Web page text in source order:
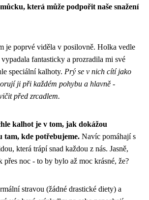
která může podpořit naše snažení
je poprvé viděla v posilovně. Holka vedle
fantasticky a prozradila mi své
speciální kalhoty. Prý se v nich cítí jako
ji při každém pohybu a hlavně -
před zrcadlem.
kalhot je v tom, jak dokážou
tam, kde potřebujeme. Navíc pomáhají s
která trápí snad každou z nás. Jasně,
přes noc - to by bylo až moc krásné, že?
stravou (žádné drastické diety) a